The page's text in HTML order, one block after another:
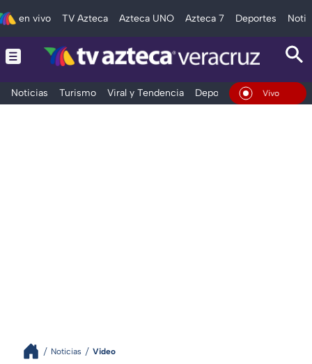
en vivo TV Azteca Azteca UNO Azteca 7 Deportes
Noticias Turismo Viral y Tendencia Deportes Espectáculos
En Vivo
Noticias Video